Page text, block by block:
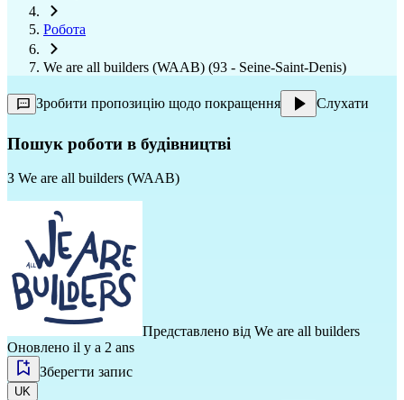
Робота
We are all builders (WAAB) (93 - Seine-Saint-Denis)
Зробити пропозицію щодо покращення Слухати
Пошук роботи в будівництві
З We are all builders (WAAB)
Представлено від We are all builders
Оновлено il y a 2 ans
Зберегти запис
UK